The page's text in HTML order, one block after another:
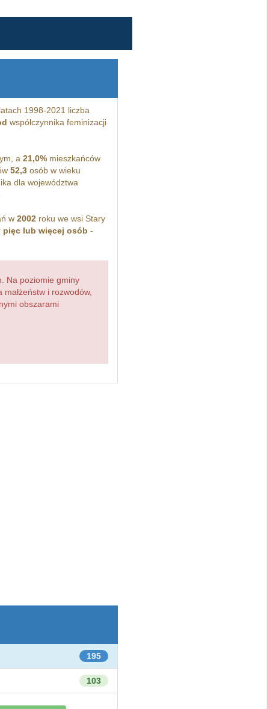
1998-2021 liczba
współczynnika feminizacji
a 21,0%mieszkańców
52,3osób w wieku
dla województwa
w 2002roku we wsi Stary
pięc lub więcej osób -
Na poziomie gminy
i rozwodów,
obszarami
195
103